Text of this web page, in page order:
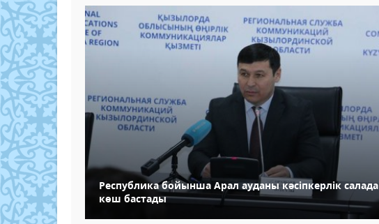
Республика бойынша Арал ауданы кәсіпкерлік салада
көш бастады